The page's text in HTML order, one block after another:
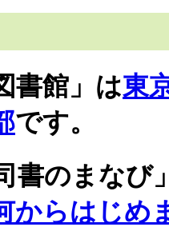
書館」は東
です。
書のまなび
からはじめ